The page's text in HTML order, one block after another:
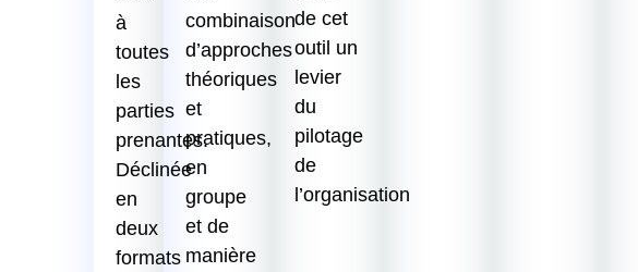
à
toutes
les
parties
prenantes.
Déclinée
en
deux
formats
combinaison
d’approches
théoriques
et
pratiques,
en
groupe
et de
manière
de cet
outil un
levier
du
pilotage
de
l’organisation